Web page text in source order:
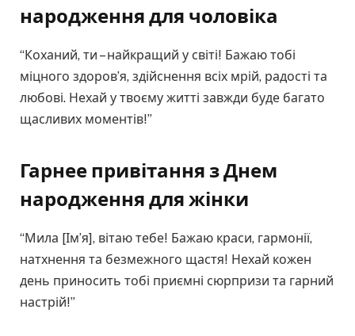
народження для чоловіка
“Коханий, ти – найкращий у світі! Бажаю тобі
міцного здоров’я, здійснення всіх мрій, радості та
любові. Нехай у твоєму житті завжди буде багато
щасливих моментів!”
Гарнее привітання з Днем
народження для жінки
“Мила [Ім’я], вітаю тебе! Бажаю краси, гармонії,
натхнення та безмежного щастя! Нехай кожен
день приносить тобі приємні сюрпризи та гарний
настрій!”